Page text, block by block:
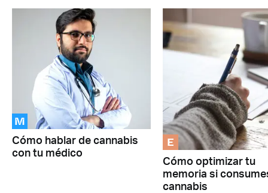
M
Cómo hablar de cannabis
con tu médico
E
Cómo optimizar tu
memoria si
cannabis